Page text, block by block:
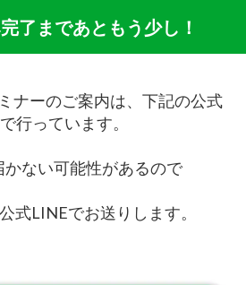
了まであともう少し！
ナーのご案内は、下記の公式
行っています。
かない可能性があるので
式LINEでお送りします。